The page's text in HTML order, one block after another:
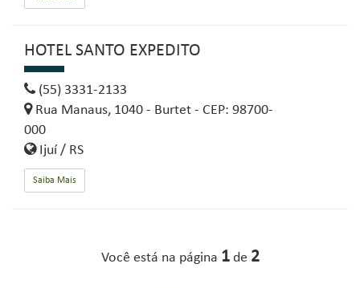
HOTEL SANTO EXPEDITO
(55) 3331-2133
Rua Manaus, 1040 - Burtet - CEP: 98700-
000
Ijuí / RS
Saiba Mais
Você está na página 1de 2